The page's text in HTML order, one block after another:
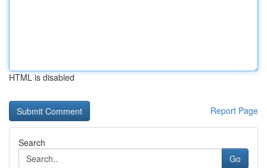
HTML is disabled
Report Page
Search
Go